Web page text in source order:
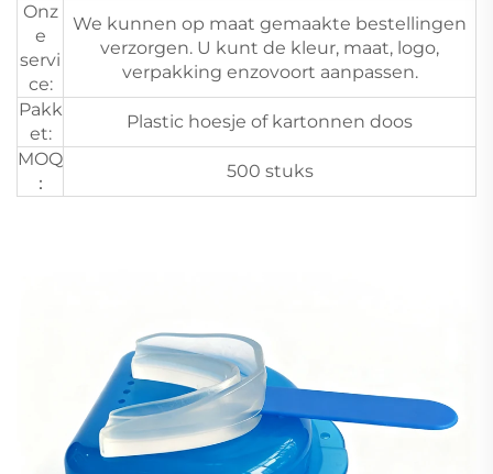
Onz
e
servi
ce:
We kunnen op maat gemaakte bestellingen
verzorgen. U kunt de kleur, maat, logo,
verpakking enzovoort aanpassen.
Pakk
et:
Plastic hoesje of kartonnen doos
MOQ
：
500 stuks